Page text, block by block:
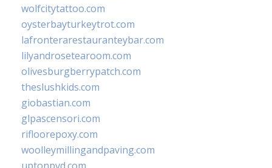
wolfcitytattoo.com
oysterbayturkeytrot.com
lafronterarestauranteybar.com
lilyandrosetearoom.com
olivesburgberrypatch.com
theslushkids.com
giobastian.com
glpascensori.com
rifloorepoxy.com
woolleymillingandpaving.com